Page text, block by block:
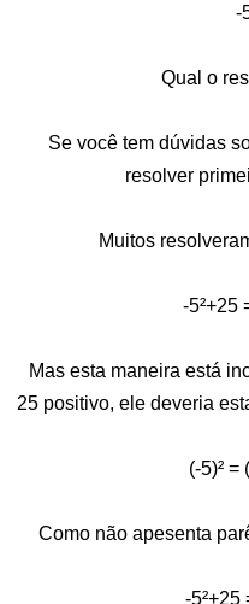
-
Qual o
Se você tem dúvidas
resolver
Muitos
-5²+25
Mas esta maneira está
25 positivo, ele deveria
(-5)² =
Como não apesenta
-5²+25